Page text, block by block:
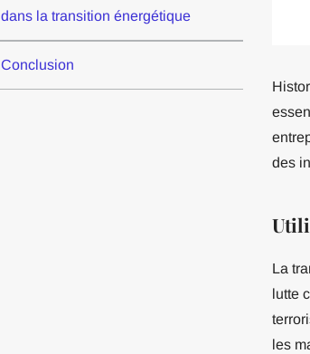
dans la transition énergétique
Conclusion
des
La
lutte
les